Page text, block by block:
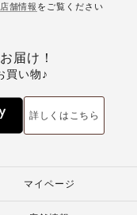
店舗情報 をご覧ください
届け！
買い物♪
詳しくはこちら
マイページ